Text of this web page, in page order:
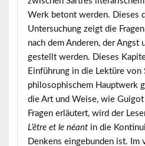
Werk betont werden. Dieses
Untersuchung zeigt die
nach dem Anderen, der Angst
gestellt werden. Dieses
Einführung in die Lektüre von
philosophischem Hauptwerk
die Art und Weise, wie
Fragen erläutert, wird der
L’être et le néantin die
Denkens eingebunden ist. Im